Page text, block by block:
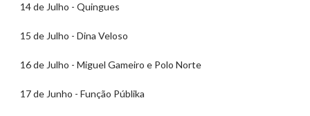
14 de Julho - Quingues
15 de Julho - Dina Veloso
16 de Julho - Miguel Gameiro e Polo Norte
17 de Junho - Função Públika